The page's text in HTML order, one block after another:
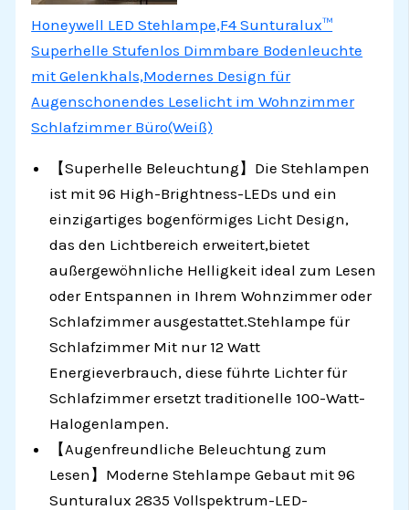
Honeywell LED Stehlampe,F4 Sunturalux™
Superhelle Stufenlos Dimmbare Bodenleuchte
mit Gelenkhals,Modernes Design für
Augenschonendes Leselicht im Wohnzimmer
Schlafzimmer Büro(Weiß)
【Superhelle Beleuchtung】Die Stehlampen
ist mit 96 High-Brightness-LEDs und ein
einzigartiges bogenförmiges Licht Design,
das den Lichtbereich erweitert,bietet
außergewöhnliche Helligkeit ideal zum Lesen
oder Entspannen in Ihrem Wohnzimmer oder
Schlafzimmer ausgestattet.Stehlampe für
Schlafzimmer Mit nur 12 Watt
Energieverbrauch, diese führte Lichter für
Schlafzimmer ersetzt traditionelle 100-Watt-
Halogenlampen.
【Augenfreundliche Beleuchtung zum
Lesen】Moderne Stehlampe Gebaut mit 96
Sunturalux 2835 Vollspektrum-LED-